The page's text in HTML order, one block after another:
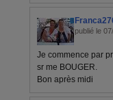
publié le
Je commence par
sr me BOUGER.
Bon après midi